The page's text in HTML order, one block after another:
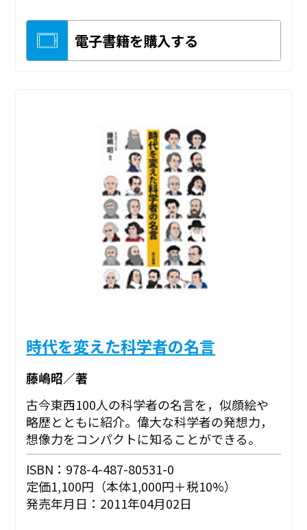
電子書籍を購入する
時代を変えた科学者の名言
藤嶋昭／著
古今東西100人の科学者の名言を，似顔絵や
略歴とともに紹介。偉大な科学者の発想力，
想像力をコンパクトに知ることができる。
ISBN：978-4-487-80531-0
定価1,100円（本体1,000円＋税10%）
発売年月日：2011年04月02日